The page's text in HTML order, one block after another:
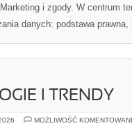
i zgody. W centrum
danych: podstawa
I TRENDY
MOŻLIWOŚĆ